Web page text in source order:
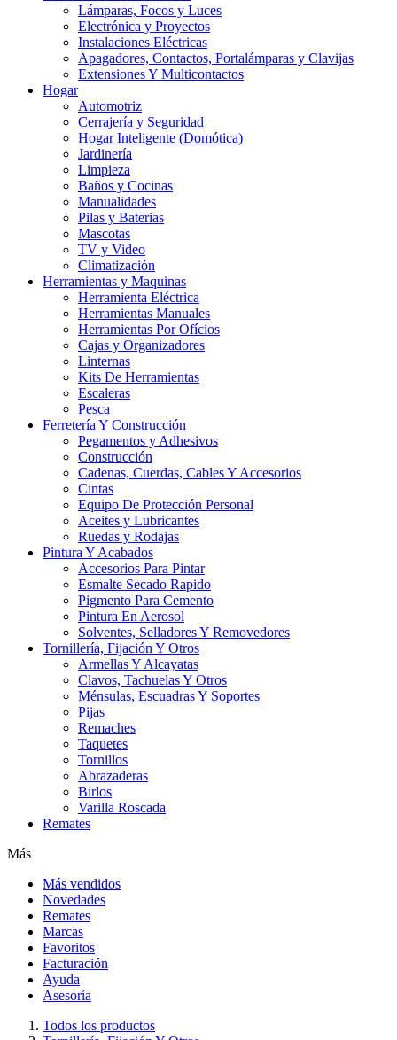
Lámparas, Focos y Luces
Electrónica y Proyectos
Instalaciones Eléctricas
Apagadores, Contactos, Portalámparas y Clavijas
Extensiones Y Multicontactos
Hogar
Automotriz
Cerrajería y Seguridad
Hogar Inteligente (Domótica)
Jardinería
Limpieza
Baños y Cocinas
Manualidades
Pilas y Baterias
Mascotas
TV y Video
Climatización
Herramientas y Maquinas
Herramienta Eléctrica
Herramientas Manuales
Herramientas Por Ofícios
Cajas y Organizadores
Linternas
Kits De Herramientas
Escaleras
Pesca
Ferretería Y Construcción
Pegamentos y Adhesivos
Construcción
Cadenas, Cuerdas, Cables Y Accesorios
Cintas
Equipo De Protección Personal
Aceites y Lubricantes
Ruedas y Rodajas
Pintura Y Acabados
Accesorios Para Pintar
Esmalte Secado Rapido
Pigmento Para Cemento
Pintura En Aerosol
Solventes, Selladores Y Removedores
Tornillería, Fijación Y Otros
Armellas Y Alcayatas
Clavos, Tachuelas Y Otros
Ménsulas, Escuadras Y Soportes
Pijas
Remaches
Taquetes
Tornillos
Abrazaderas
Birlos
Varilla Roscada
Remates
Más
Más vendidos
Novedades
Remates
Marcas
Favoritos
Facturación
Ayuda
Asesoría
Todos los productos